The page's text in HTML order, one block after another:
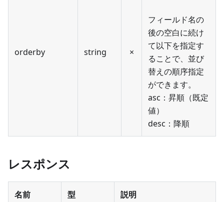
orderby string ×
フィールド名の
後の空白に続け
て以下を指定す
ることで、並び
替えの順序指定
ができます。
asc：昇順（既定
値）
desc：降順
レスポンス
名前 型 説明